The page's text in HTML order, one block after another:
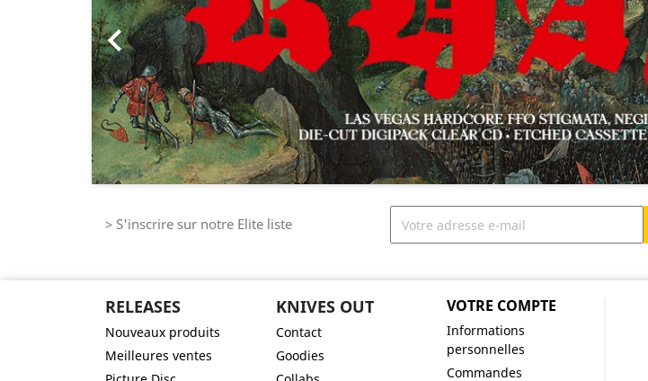

> S'inscrire sur notre Elite liste
RELEASES
Nouveaux produits
Meilleures ventes
KNIVES OUT
Contact
Goodies
VOTRE COMPTE
Informations
personnelles
Commandes